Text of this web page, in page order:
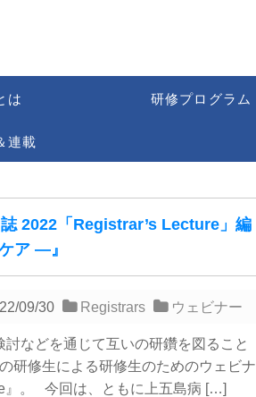
は 研修プログラム
連載
誌 2022「Registrar’s Lecture」編
ア ―』
09/30 Registrars ウェビナー
などを通じて互いの研鑽を図ること
研修生による研修生のためのウェビナ
』。 今回は、ともに上五島病 […]